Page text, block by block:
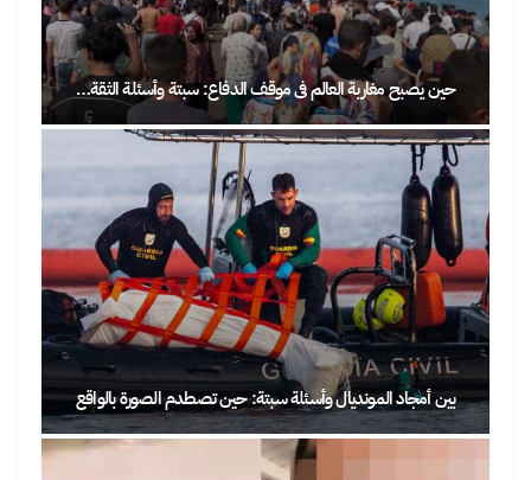
حين يصبح مغاربة العالم في موقف الدفاع: سبتة وأسئلة الثقة…
بين أمجاد المونديال وأسئلة سبتة: حين تصطدم الصورة بالواقع